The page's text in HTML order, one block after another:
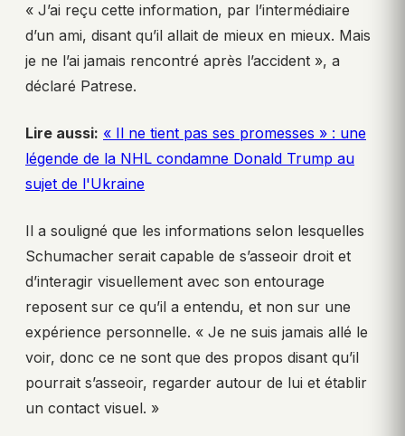
« J’ai reçu cette information, par l’intermédiaire
d’un ami, disant qu’il allait de mieux en mieux. Mais
je ne l’ai jamais rencontré après l’accident », a
déclaré Patrese.
Lire aussi: « Il ne tient pas ses promesses » : une
légende de la NHL condamne Donald Trump au
sujet de l'Ukraine
Il a souligné que les informations selon lesquelles
Schumacher serait capable de s’asseoir droit et
d’interagir visuellement avec son entourage
reposent sur ce qu’il a entendu, et non sur une
expérience personnelle. « Je ne suis jamais allé le
voir, donc ce ne sont que des propos disant qu’il
pourrait s’asseoir, regarder autour de lui et établir
un contact visuel. »